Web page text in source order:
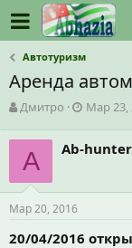
Автотуризм
Аренда
А
т
р
т
е
м
ы
Дмитро
Д
а
а
л
Мар 23,
A Ab-hunter
Мар 20, 2016
20/04/2016